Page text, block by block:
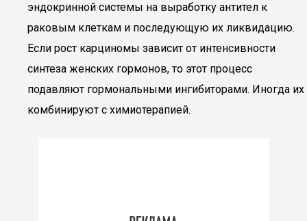
эндокринной системы на выработку антител к
раковым клеткам и последующую их ликвидацию.
Если рост карциномы зависит от интенсивности
синтеза женских гормонов, то этот процесс
подавляют гормональными ингибиторами. Иногда их
комбинируют с химиотерапией.